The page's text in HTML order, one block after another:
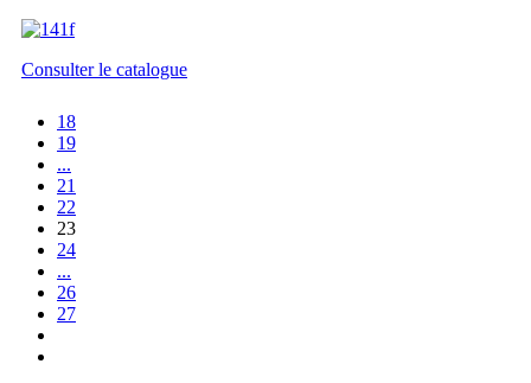
Consulter le catalogue
18
19
...
21
22
23
24
...
26
27